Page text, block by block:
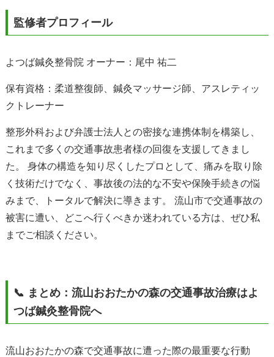
監修者プロフィール
よつば鍼灸整骨院 オーナー：尾中 祐二
保有資格：柔道整復師、鍼灸マッサージ師、アスレティッ
クトレーナー
整形外科および弁護士法人との密接な連携体制を構築し、
これまで多くの交通事故患者様の回復を支援してきまし
た。 身体の構造を知り尽くしたプロとして、痛みを取り除
く技術だけでなく、事故後の法的な不安や保険手続きの悩
みまで、トータルで解決に導きます。 流山市で交通事故の
被害に遭い、どこへ行くべきか迷われている方は、ぜひ私
までご相談ください。
📞 まとめ：流山おおたかの森の交通事故治療はよ
つば鍼灸整骨院へ
流山おおたかの森で交通事故に遭った際の最重要な行動